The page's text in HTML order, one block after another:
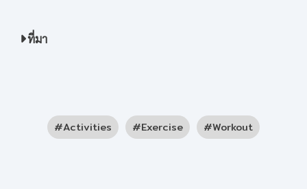
ที่มา
Activities Exercise Workout